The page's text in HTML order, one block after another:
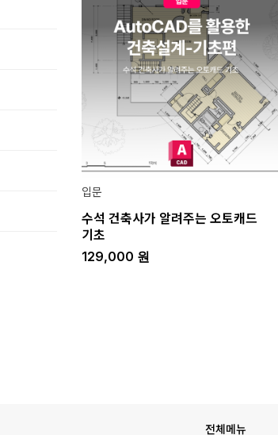
입문
수석 건축사가 알려주는 오토캐드
기초
129,000 원
전체메뉴